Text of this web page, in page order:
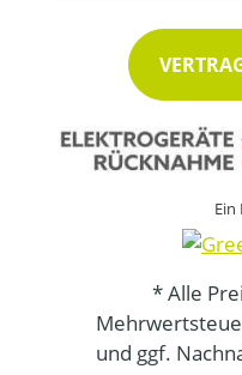
Ein
* Alle
und ggf.